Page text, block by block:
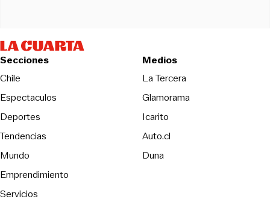
Secciones
Chile
Espectaculos
Deportes
Tendencias
Mundo
Emprendimiento
Servicios
Medios
La TerceraOpens in new
Glamorama
Icarito
Auto.cl
DunaOpens in new window